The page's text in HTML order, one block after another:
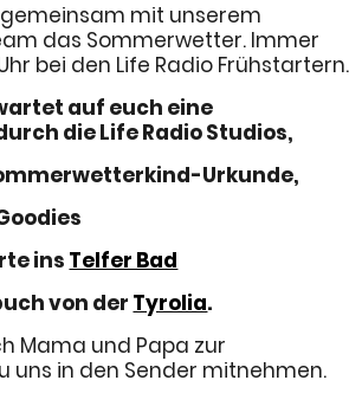
mit unserem
das Sommerwetter. Immer
bei den Life Radio Frühstartern.
auf euch eine
die Life Radio Studios,
Urkunde,
ins Telfer Bad
von der Tyrolia.
Mama und Papa zur
uns in den Sender mitnehmen.